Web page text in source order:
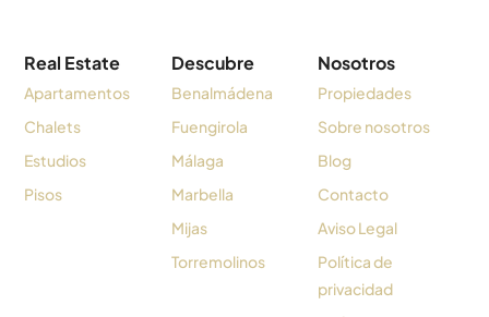
Real Estate
Apartamentos
Chalets
Estudios
Pisos
Descubre
Benalmádena
Fuengirola
Málaga
Marbella
Mijas
Torremolinos
Nosotros
Propiedades
Sobre nosotros
Blog
Contacto
Aviso Legal
Política de
privacidad